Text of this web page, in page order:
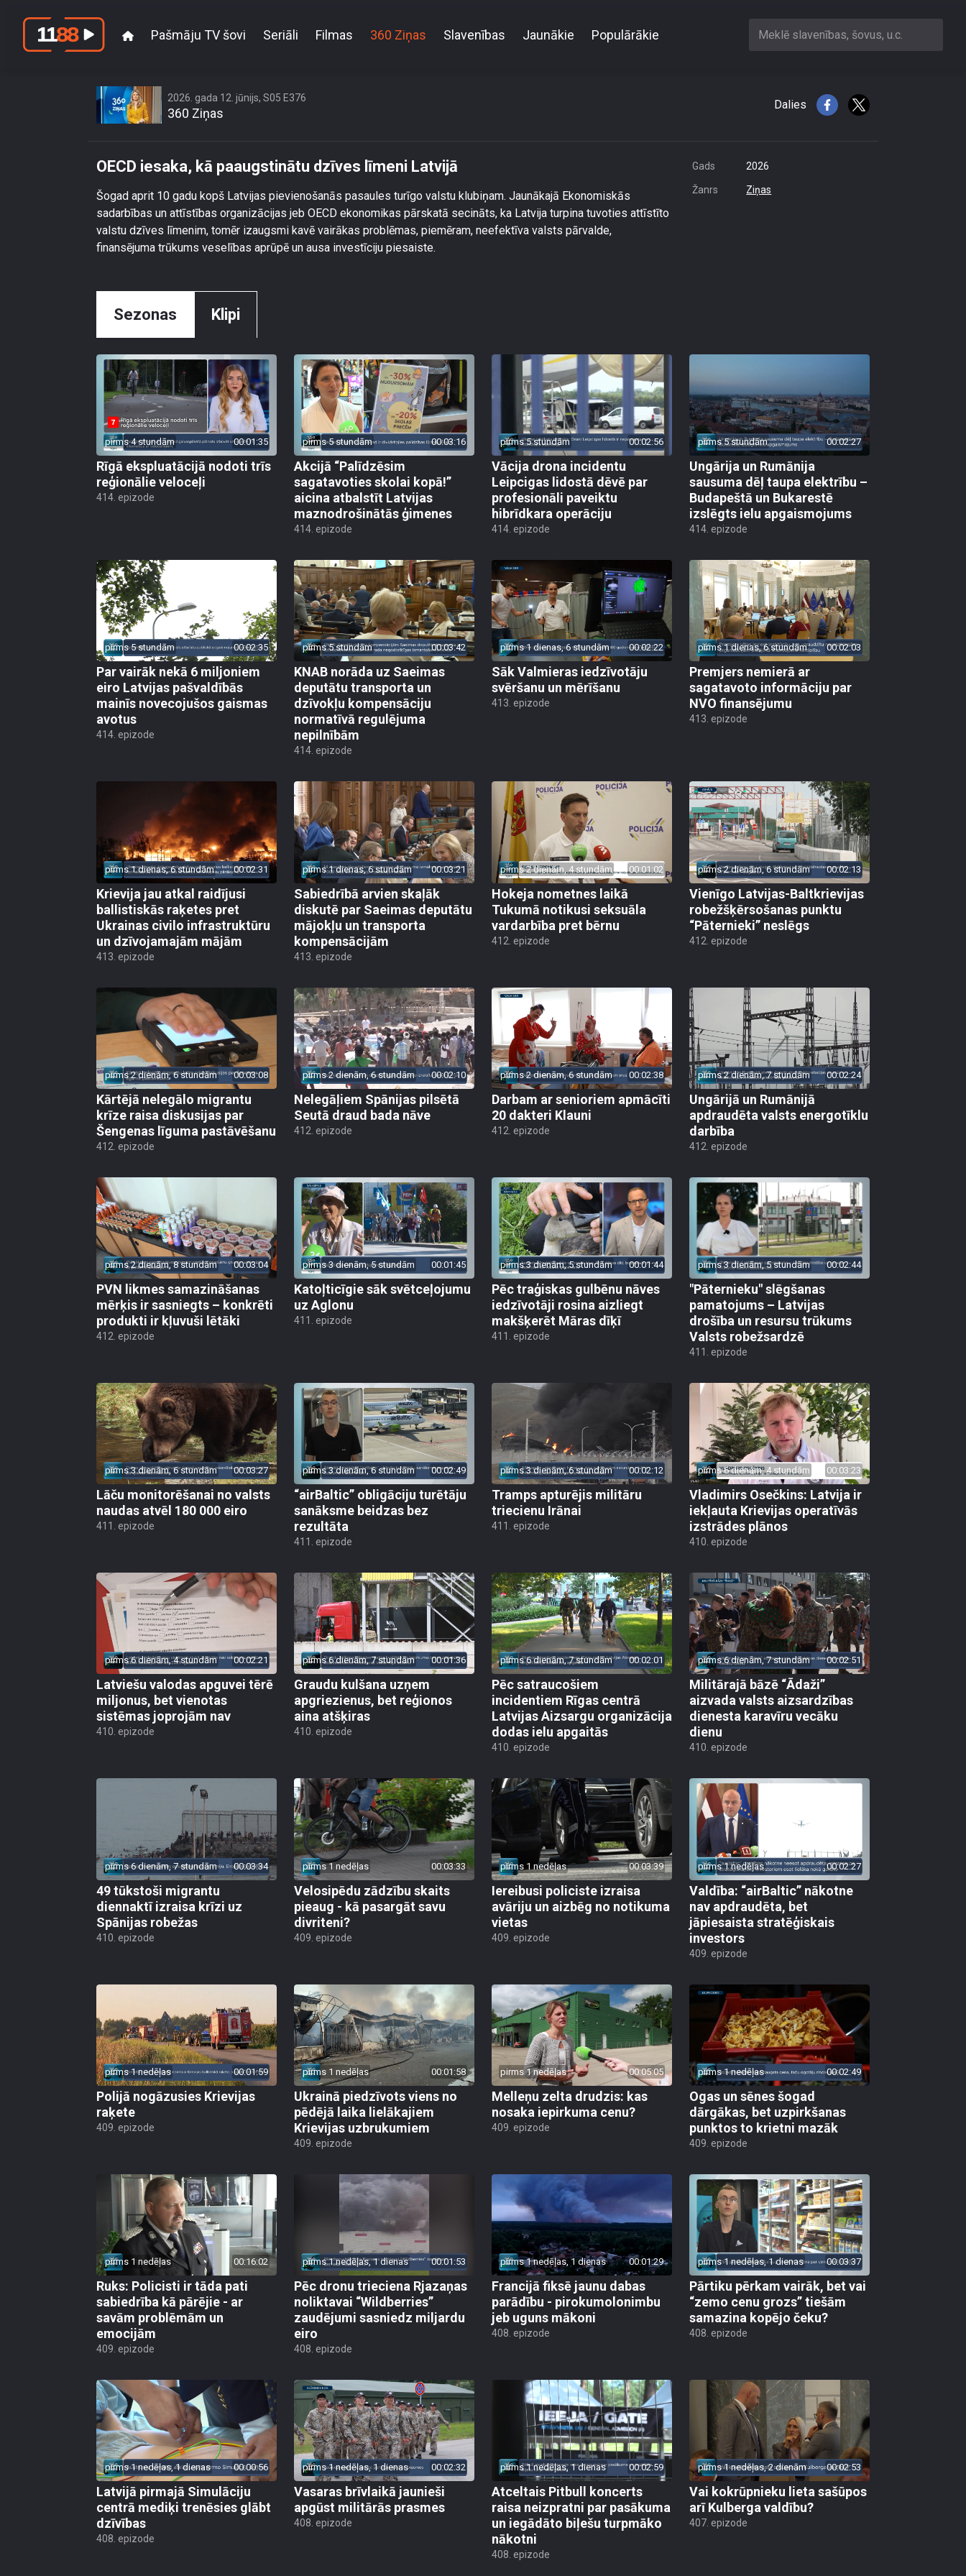
Pašmāju TV šovi Seriāli Filmas 360 Ziņas Slavenības Jaunākie Populārākie Meklē slavenības, šovus, u.c.
2026. gada 12. jūnijs, S05 E376
360 Ziņas
Dalies
OECD iesaka, kā paaugstinātu dzīves līmeni Latvijā
Šogad aprit 10 gadu kopš Latvijas pievienošanās pasaules turīgo valstu klubiņam. Jaunākajā Ekonomiskās
sadarbības un attīstības organizācijas jeb OECD ekonomikas pārskatā secināts, ka Latvija turpina tuvoties attīstīto
valstu dzīves līmenim, tomēr izaugsmi kavē vairākas problēmas, piemēram, neefektīva valsts pārvalde,
finansējuma trūkums veselības aprūpē un ausa investīciju piesaiste.
Gads 2026
Žanrs Ziņas
Sezonas Klipi
pirms 4 stundām 00:01:35
Rīgā ekspluatācijā nodoti trīs
reģionālie veloceļi
414. epizode
pirms 5 stundām 00:03:16
Akcijā “Palīdzēsim
sagatavoties skolai kopā!”
aicina atbalstīt Latvijas
maznodrošinātās ģimenes
414. epizode
pirms 5 stundām 00:02:56
Vācija drona incidentu
Leipcigas lidostā dēvē par
profesionāli paveiktu
hibrīdkara operāciju
414. epizode
pirms 5 stundām 00:02:27
Ungārija un Rumānija
sausuma dēļ taupa elektrību –
Budapeštā un Bukarestē
izslēgts ielu apgaismojums
414. epizode
pirms 5 stundām 00:02:35
Par vairāk nekā 6 miljoniem
eiro Latvijas pašvaldībās
mainīs novecojušos gaismas
avotus
414. epizode
pirms 5 stundām 00:03:42
KNAB norāda uz Saeimas
deputātu transporta un
dzīvokļu kompensāciju
normatīvā regulējuma
nepilnībām
414. epizode
pirms 1 dienas, 6 stundām 00:02:22
Sāk Valmieras iedzīvotāju
svēršanu un mērīšanu
413. epizode
pirms 1 dienas, 6 stundām 00:02:03
Premjers nemierā ar
sagatavoto informāciju par
NVO finansējumu
413. epizode
pirms 1 dienas, 6 stundām 00:02:31
Krievija jau atkal raidījusi
ballistiskās raķetes pret
Ukrainas civilo infrastruktūru
un dzīvojamajām mājām
413. epizode
pirms 1 dienas, 6 stundām 00:03:21
Sabiedrībā arvien skaļāk
diskutē par Saeimas deputātu
mājokļu un transporta
kompensācijām
413. epizode
pirms 2 dienām, 4 stundām 00:01:02
Hokeja nometnes laikā
Tukumā notikusi seksuāla
vardarbība pret bērnu
412. epizode
pirms 2 dienām, 6 stundām 00:02:13
Vienīgo Latvijas-Baltkrievijas
robežšķērsošanas punktu
“Pāternieki” neslēgs
412. epizode
pirms 2 dienām, 6 stundām 00:03:08
Kārtējā nelegālo migrantu
krīze raisa diskusijas par
Šengenas līguma pastāvēšanu
412. epizode
pirms 2 dienām, 6 stundām 00:02:10
Nelegāļiem Spānijas pilsētā
Seutā draud bada nāve
412. epizode
pirms 2 dienām, 6 stundām 00:02:38
Darbam ar senioriem apmācīti
20 dakteri Klauni
412. epizode
pirms 2 dienām, 7 stundām 00:02:24
Ungārijā un Rumānijā
apdraudēta valsts energotīklu
darbība
412. epizode
pirms 2 dienām, 8 stundām 00:03:04
PVN likmes samazināšanas
mērķis ir sasniegts – konkrēti
produkti ir kļuvuši lētāki
412. epizode
pirms 3 dienām, 5 stundām 00:01:45
Katoļticīgie sāk svētceļojumu
uz Aglonu
411. epizode
pirms 3 dienām, 5 stundām 00:01:44
Pēc traģiskas gulbēnu nāves
iedzīvotāji rosina aizliegt
makšķerēt Māras dīķī
411. epizode
pirms 3 dienām, 5 stundām 00:02:44
"Pāternieku" slēgšanas
pamatojums – Latvijas
drošība un resursu trūkums
Valsts robežsardzē
411. epizode
pirms 3 dienām, 6 stundām 00:03:27
Lāču monitorēšanai no valsts
naudas atvēl 180 000 eiro
411. epizode
pirms 3 dienām, 6 stundām 00:02:49
“airBaltic” obligāciju turētāju
sanāksme beidzas bez
rezultāta
411. epizode
pirms 3 dienām, 6 stundām 00:02:12
Tramps apturējis militāru
triecienu Irānai
411. epizode
pirms 6 dienām, 4 stundām 00:03:23
Vladimirs Osečkins: Latvija ir
iekļauta Krievijas operatīvās
izstrādes plānos
410. epizode
pirms 6 dienām, 4 stundām 00:02:21
Latviešu valodas apguvei tērē
miljonus, bet vienotas
sistēmas joprojām nav
410. epizode
pirms 6 dienām, 7 stundām 00:01:36
Graudu kulšana uzņem
apgriezienus, bet reģionos
aina atšķiras
410. epizode
pirms 6 dienām, 7 stundām 00:02:01
Pēc satraucošiem
incidentiem Rīgas centrā
Latvijas Aizsargu organizācija
dodas ielu apgaitās
410. epizode
pirms 6 dienām, 7 stundām 00:02:51
Militārajā bāzē “Ādaži”
aizvada valsts aizsardzības
dienesta karavīru vecāku
dienu
410. epizode
pirms 6 dienām, 7 stundām 00:03:34
49 tūkstoši migrantu
diennaktī izraisa krīzi uz
Spānijas robežas
410. epizode
pirms 1 nedēļas 00:03:33
Velosipēdu zādzību skaits
pieaug - kā pasargāt savu
divriteni?
409. epizode
pirms 1 nedēļas 00:03:39
Iereibusi policiste izraisa
avāriju un aizbēg no notikuma
vietas
409. epizode
pirms 1 nedēļas 00:02:27
Valdība: “airBaltic” nākotne
nav apdraudēta, bet
jāpiesaista stratēģiskais
investors
409. epizode
pirms 1 nedēļas 00:01:59
Polijā nogāzusies Krievijas
raķete
409. epizode
pirms 1 nedēļas 00:01:58
Ukrainā piedzīvots viens no
pēdējā laika lielākajiem
Krievijas uzbrukumiem
409. epizode
pirms 1 nedēļas 00:05:05
Melleņu zelta drudzis: kas
nosaka iepirkuma cenu?
409. epizode
pirms 1 nedēļas 00:02:49
Ogas un sēnes šogad
dārgākas, bet uzpirkšanas
punktos to krietni mazāk
409. epizode
pirms 1 nedēļas 00:16:02
Ruks: Policisti ir tāda pati
sabiedrība kā pārējie - ar
savām problēmām un
emocijām
409. epizode
pirms 1 nedēļas, 1 dienas 00:01:53
Pēc dronu trieciena Rjazaņas
noliktavai “Wildberries”
zaudējumi sasniedz miljardu
eiro
408. epizode
pirms 1 nedēļas, 1 dienas 00:01:29
Francijā fiksē jaunu dabas
parādību - pirokumolonimbu
jeb uguns mākoni
408. epizode
pirms 1 nedēļas, 1 dienas 00:03:37
Pārtiku pērkam vairāk, bet vai
“zemo cenu grozs” tiešām
samazina kopējo čeku?
408. epizode
pirms 1 nedēļas, 1 dienas 00:00:56
Latvijā pirmajā Simulāciju
centrā mediķi trenēsies glābt
dzīvības
408. epizode
pirms 1 nedēļas, 1 dienas 00:02:32
Vasaras brīvlaikā jaunieši
apgūst militārās prasmes
408. epizode
pirms 1 nedēļas, 1 dienas 00:02:59
Atceltais Pitbull koncerts
raisa neizpratni par pasākuma
un iegādāto biļešu turpmāko
nākotni
408. epizode
pirms 1 nedēļas, 2 dienām 00:02:53
Vai kokrūpnieku lieta sašūpos
arī Kulberga valdību?
407. epizode